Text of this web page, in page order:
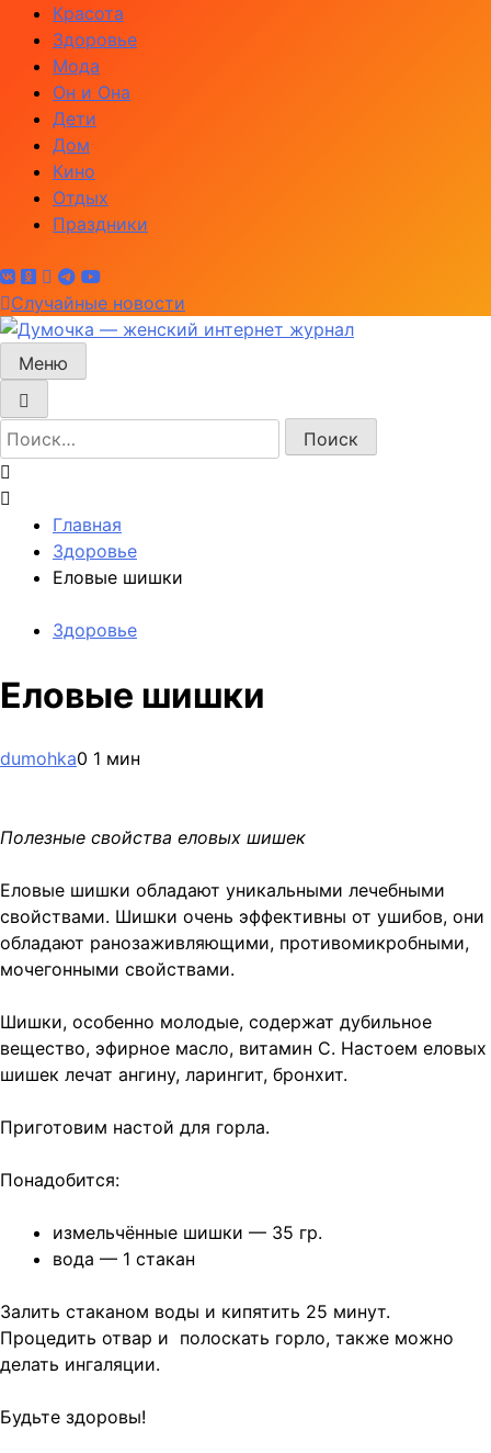
Перейти
содержимому
Красота
Здоровье
Мода
Он и Она
Дети
Дом
Кино
Отдых
Праздники
Случайные новости
Думочка — женский интернет журнал
женский интернет журнал — мода, рецепты красоты,
здоровья, отношения между мужчиной и женщиной,
отношения в семье и многое другое
Меню
Найти:
Главная
Здоровье
Еловые шишки
Здоровье
Еловые шишки
dumohka0 1 мин
Полезные свойства еловых шишек
Еловые шишки обладают уникальными лечебными
свойствами. Шишки очень эффективны от ушибов, они
обладают ранозаживляющими, противомикробными,
мочегонными свойствами.
Шишки, особенно молодые, содержат дубильное
вещество, эфирное масло, витамин С. Настоем еловых
шишек лечат ангину, ларингит, бронхит.
Приготовим настой для горла.
Понадобится:
измельчённые шишки — 35 гр.
вода — 1 стакан
Залить стаканом воды и кипятить 25 минут.
Процедить отвар и полоскать горло, также можно
делать ингаляции.
Будьте здоровы!